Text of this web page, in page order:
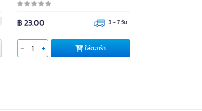
฿ 23.00 3 - 7 วัน
ใส่ตะกร้า